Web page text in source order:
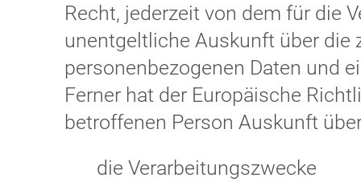
Recht, jederzeit von dem für die
unentgeltliche Auskunft über die
personenbezogenen Daten und
Ferner hat der Europäische
betroffenen Person Auskunft
die Verarbeitungszwecke